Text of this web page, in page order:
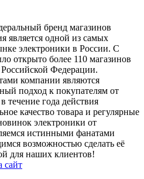
бренд магазинов
является одной из самых
электроники в России. С
открыто более 110 магазинов
Федерации.
компании являются
подход к покупателям от
течение года действия
качество товара и регулярные
электроники от
истинными фанатами
возможностью сделать её
для наших клиентов!
сайт